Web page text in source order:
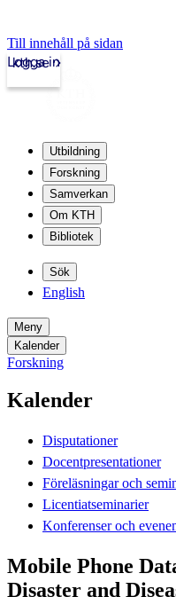
Till innehåll på sidan
kth.se
Logga in
Utbildning
Forskning
Samverkan
Om KTH
Bibliotek
Sök
English
Meny
Kalender
Forskning
Kalender
Disputationer
Docentpresentationer
Föreläsningar och
Licentiatseminarier
Konferenser och
Mobile Phone
Disaster and